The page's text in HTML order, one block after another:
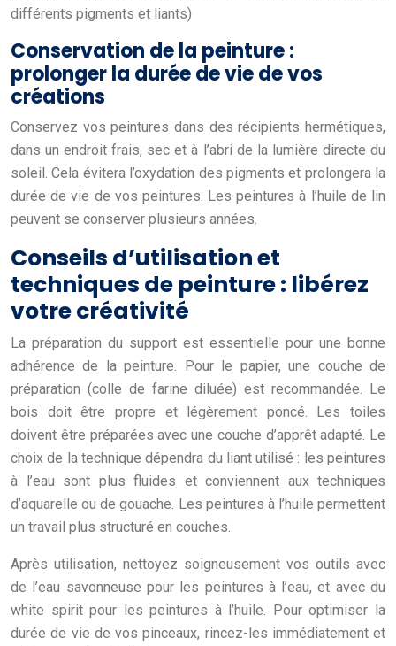
différents pigments et liants)
Conservation de la peinture :
prolonger la durée de vie de vos
créations
Conservez vos peintures dans des récipients hermétiques,
dans un endroit frais, sec et à l’abri de la lumière directe du
soleil. Cela évitera l’oxydation des pigments et prolongera la
durée de vie de vos peintures. Les peintures à l’huile de lin
peuvent se conserver plusieurs années.
Conseils d’utilisation et
techniques de peinture : libérez
votre créativité
La préparation du support est essentielle pour une bonne
adhérence de la peinture. Pour le papier, une couche de
préparation (colle de farine diluée) est recommandée. Le
bois doit être propre et légèrement poncé. Les toiles
doivent être préparées avec une couche d’apprêt adapté. Le
choix de la technique dépendra du liant utilisé : les peintures
à l’eau sont plus fluides et conviennent aux techniques
d’aquarelle ou de gouache. Les peintures à l’huile permettent
un travail plus structuré en couches.
Après utilisation, nettoyez soigneusement vos outils avec
de l’eau savonneuse pour les peintures à l’eau, et avec du
white spirit pour les peintures à l’huile. Pour optimiser la
durée de vie de vos pinceaux, rincez-les immédiatement et